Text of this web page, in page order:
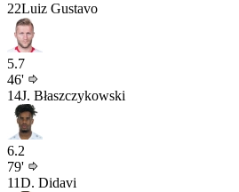
22Luiz Gustavo
5.7
46'
14J. Błaszczykowski
6.2
79'
11D. Didavi